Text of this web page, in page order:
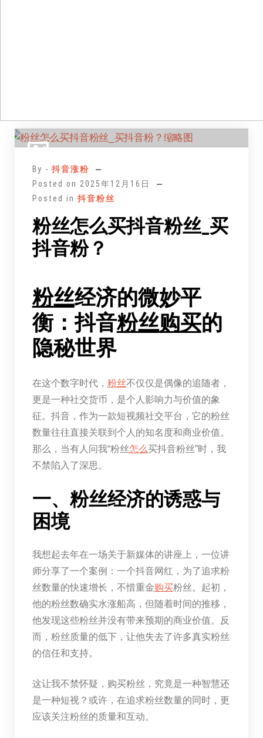
By - 抖音涨粉
Posted on 2025年12月16日
Posted in 抖音粉丝
粉丝怎么买抖音粉丝_买
抖音粉？
粉丝经济的微妙平
衡：抖音粉丝购买的
隐秘世界
在这个数字时代， 粉丝不仅仅是偶像的追随者，
更是一种社交货币，是个人影响力与价值的象
征。抖音，作为一款短视频社交平台，它的粉丝
数量往往直接关联到个人的知名度和商业价值。
那么，当有人问我“粉丝怎么买抖音粉丝”时，我
不禁陷入了深思。
一、粉丝经济的诱惑与
困境
我想起去年在一场关于新媒体的讲座上，一位讲
师分享了一个案例：一个抖音网红，为了追求粉
丝数量的快速增长，不惜重金购买粉丝。起初，
他的粉丝数确实水涨船高，但随着时间的推移，
他发现这些粉丝并没有带来预期的商业价值。反
而，粉丝质量的低下，让他失去了许多真实粉丝
的信任和支持。
这让我不禁怀疑，购买粉丝，究竟是一种智慧还
是一种短视？或许，在追求粉丝数量的同时，更
应该关注粉丝的质量和互动。